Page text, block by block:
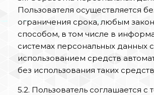
Пользователя осуществляется
ограничения срока, любым
способом, в том числе в
системах персональных данных с
использованием средств
без использования таких
5.2. Пользователь соглашается с